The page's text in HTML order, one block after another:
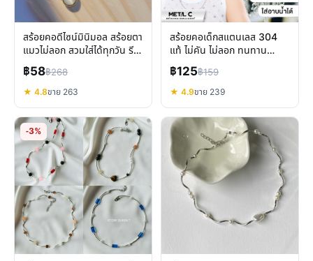
สร้อยคอดีไซน์มินิมอล สร้อยตา
แมวไม่ลอก สวมใส่ได้ทุกวัน รีวิว
คุณสมบัติเด่น
฿58฿268
★ 4.8ขาย 263
สร้อยคอเด็กสแตนเลส 304
แท้ ไม่คัน ไม่ลอก ทนทาน
ปลอดภัยสำหรับผิวแพ้ง่าย
฿125฿159
★ 4.9ขาย 239
-3%